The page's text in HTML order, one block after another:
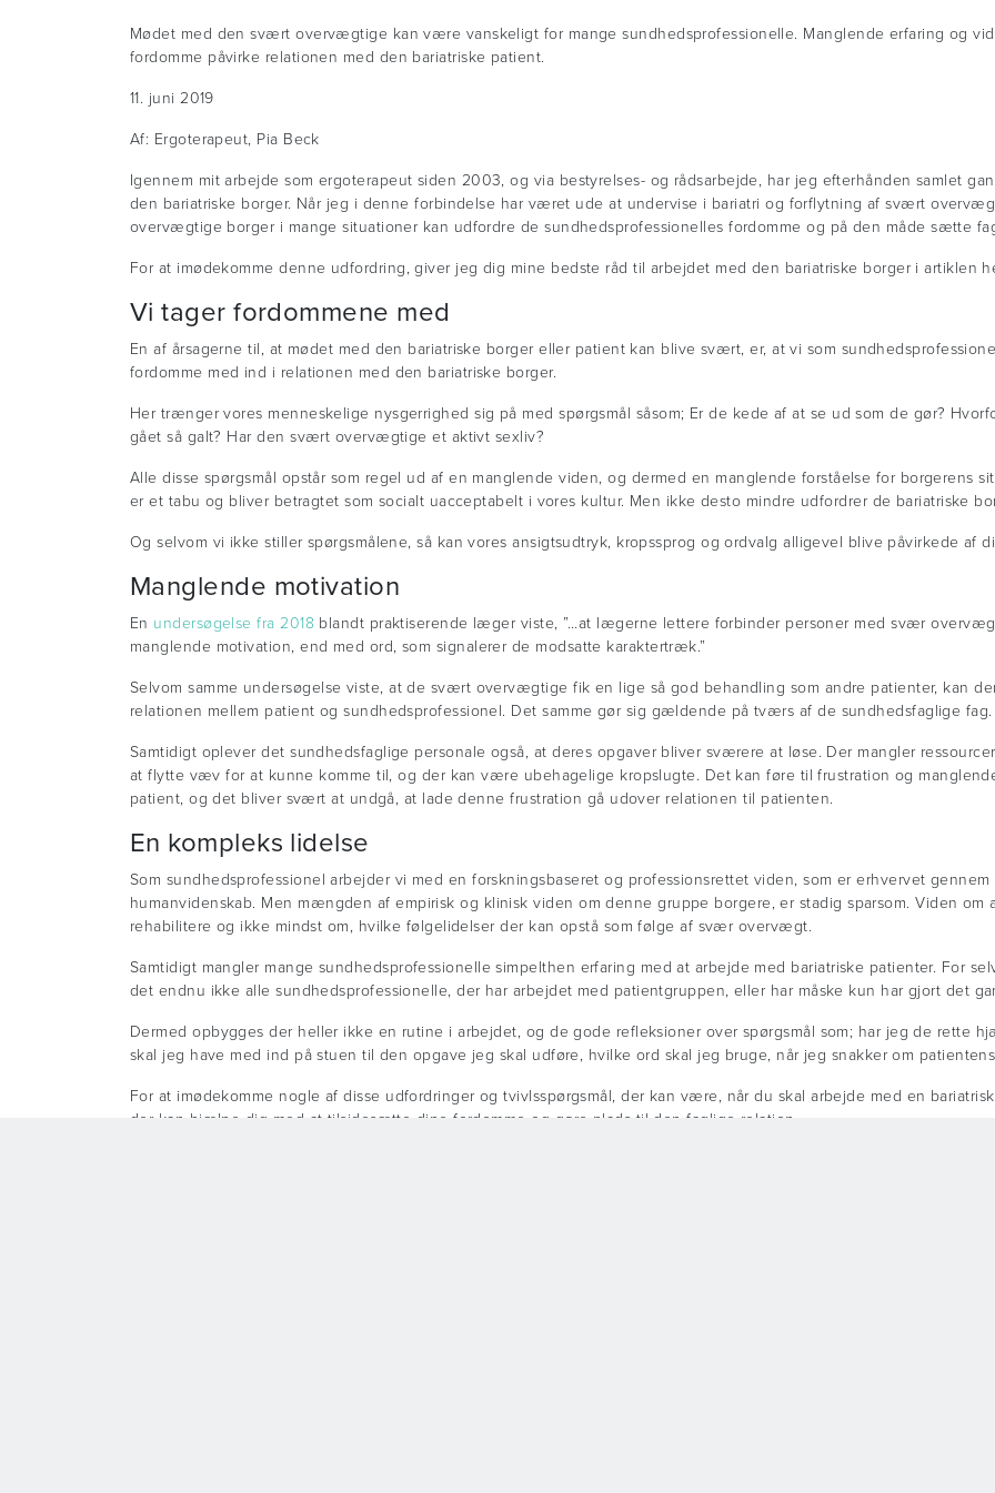
Mødet med den svært overvægtige kan være vanskeligt for mange sundhedsprofessionelle. Manglende erfaring og
fordomme påvirke relationen med den bariatriske patient.
11. juni 2019
Af: Ergoterapeut, Pia Beck
Igennem mit arbejde som ergoterapeut siden 2003, og via bestyrelses- og rådsarbejde, har jeg efterhånden samlet
den bariatriske borger. Når jeg i denne forbindelse har været ude at undervise i bariatri og forflytning af svært
overvægtige borger i mange situationer kan udfordre de sundhedsprofessionelles fordomme og på den måde sætte
For at imødekomme denne udfordring, giver jeg dig mine bedste råd til arbejdet med den bariatriske borger i artiklen
Vi tager fordommene med
En af årsagerne til, at mødet med den bariatriske borger eller patient kan blive svært, er, at vi som
fordomme med ind i relationen med den bariatriske borger.
Her trænger vores menneskelige nysgerrighed sig på med spørgsmål såsom; Er de kede af at se ud som de gør?
gået så galt? Har den svært overvægtige et aktivt sexliv?
Alle disse spørgsmål opstår som regel ud af en manglende viden, og dermed en manglende forståelse for borgerens
er et tabu og bliver betragtet som socialt uacceptabelt i vores kultur. Men ikke desto mindre udfordrer de bariatriske
Og selvom vi ikke stiller spørgsmålene, så kan vores ansigtsudtryk, kropssprog og ordvalg alligevel blive påvirkede af
Manglende motivation
En undersøgelse fra 2018 blandt praktiserende læger viste, ”…at lægerne lettere forbinder personer med svær
manglende motivation, end med ord, som signalerer de modsatte karaktertræk.”
Selvom samme undersøgelse viste, at de svært overvægtige fik en lige så god behandling som andre patienter, kan
relationen mellem patient og sundhedsprofessionel. Det samme gør sig gældende på tværs af de sundhedsfaglige fag.
Samtidigt oplever det sundhedsfaglige personale også, at deres opgaver bliver sværere at løse. Der mangler
at flytte væv for at kunne komme til, og der kan være ubehagelige kropslugte. Det kan føre til frustration og
patient, og det bliver svært at undgå, at lade denne frustration gå udover relationen til patienten.
En kompleks lidelse
Som sundhedsprofessionel arbejder vi med en forskningsbaseret og professionsrettet viden, som er erhvervet
humanvidenskab. Men mængden af empirisk og klinisk viden om denne gruppe borgere, er stadig sparsom. Viden
rehabilitere og ikke mindst om, hvilke følgelidelser der kan opstå som følge af svær overvægt.
Samtidigt mangler mange sundhedsprofessionelle simpelthen erfaring med at arbejde med bariatriske patienter. For
det endnu ikke alle sundhedsprofessionelle, der har arbejdet med patientgruppen, eller har måske kun har gjort det
Dermed opbygges der heller ikke en rutine i arbejdet, og de gode refleksioner over spørgsmål som; har jeg de rette
skal jeg have med ind på stuen til den opgave jeg skal udføre, hvilke ord skal jeg bruge, når jeg snakker om
For at imødekomme nogle af disse udfordringer og tvivlsspørgsmål, der kan være, når du skal arbejde med en
der kan hjælpe dig med at tilsidesætte dine fordomme og gøre plads til den faglige relation.